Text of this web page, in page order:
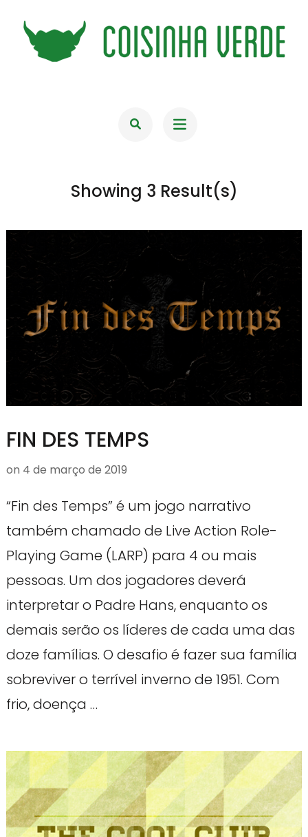
content
Showing 3 Result(s)
FIN DES TEMPS
on 4 de março de 2019
“Fin des Temps” é um jogo narrativo
também chamado de Live Action Role-
Playing Game (LARP) para 4 ou mais
pessoas. Um dos jogadores deverá
interpretar o Padre Hans, enquanto os
demais serão os líderes de cada uma das
doze famílias. O desafio é fazer sua família
sobreviver o terrível inverno de 1951. Com
frio, doença …